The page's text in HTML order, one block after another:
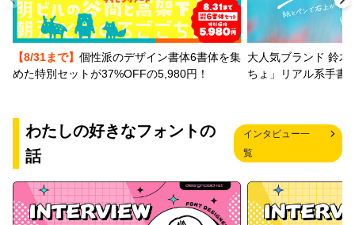
【8/31まで】 個性派のデザイン書体6書体を集
めた特別セットが37%OFFの5,980円！
大人気ブランド 鈴木
ちょ」リアル系手書
わたしの好きなフォントの
話
インタビュー一
覧